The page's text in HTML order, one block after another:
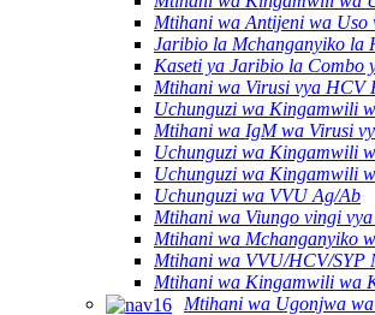
Mtihani wa Antijeni wa Uso
Jaribio la Mchanganyiko la
Kaseti ya Jaribio la Combo
Mtihani wa Virusi vya HCV
Uchunguzi wa Kingamwili
Mtihani wa IgM wa Virusi
Uchunguzi wa Kingamwili
Uchunguzi wa Kingamwili
Uchunguzi wa VVU Ag/Ab
Mtihani wa Viungo vingi
Mtihani wa Mchanganyiko
Mtihani wa VVU/HCV/SYP
Mtihani wa Kingamwili wa
Mtihani wa Ugonjwa